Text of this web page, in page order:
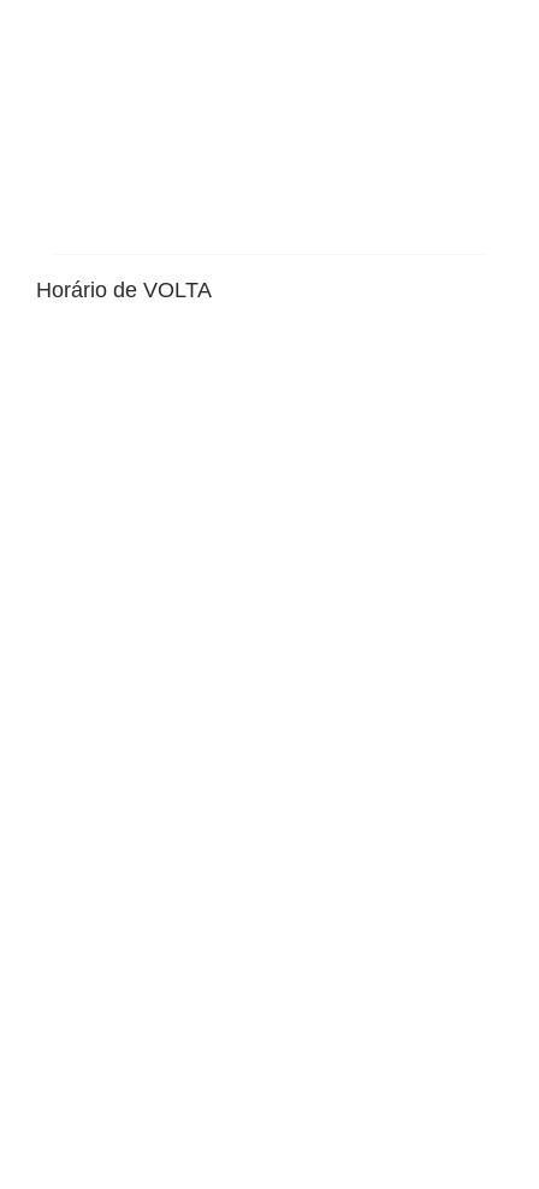
Horário de VOLTA